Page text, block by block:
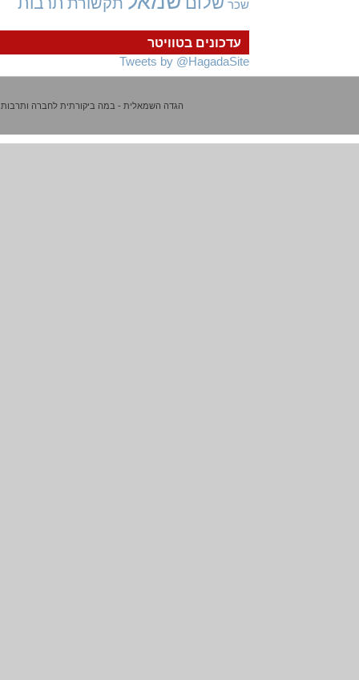
עדכונים בטוויטר
Tweets by @HagadaSite
שכר
הגדה השמאלית - במה ביקורתית לחברה ותרבות